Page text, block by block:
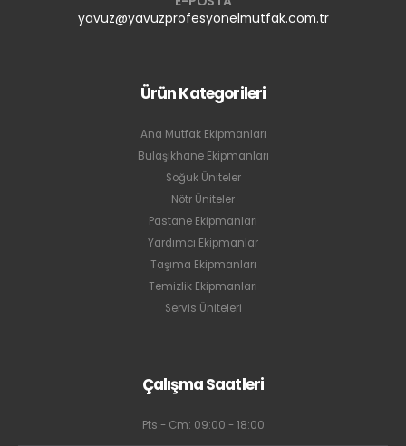
yavuz@yavuzprofesyonelmutfak.com.tr
Ürün Kategorileri
Ana Mutfak Ekipmanları
Bulaşıkhane Ekipmanları
Soğuk Üniteler
Nötr Üniteler
Pastane Ekipmanları
Yardımcı Ekipmanlar
Taşıma Ekipmanları
Temizlik Ekipmanları
Servis Üniteleri
Çalışma Saatleri
Pts - Cm: 09:00 - 18:00